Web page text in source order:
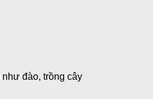
đào, trồng cây